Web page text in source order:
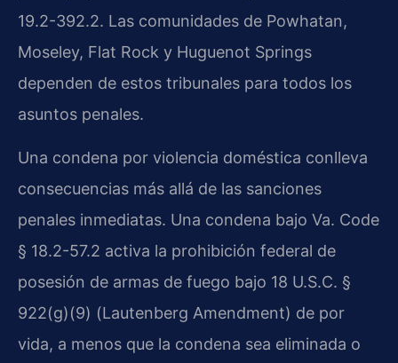
19.2-392.2. Las comunidades de Powhatan,
Moseley, Flat Rock y Huguenot Springs
dependen de estos tribunales para todos los
asuntos penales.
Una condena por violencia doméstica conlleva
consecuencias más allá de las sanciones
penales inmediatas. Una condena bajo Va. Code
§ 18.2-57.2 activa la prohibición federal de
posesión de armas de fuego bajo 18 U.S.C. §
922(g)(9) (Lautenberg Amendment) de por
vida, a menos que la condena sea eliminada o